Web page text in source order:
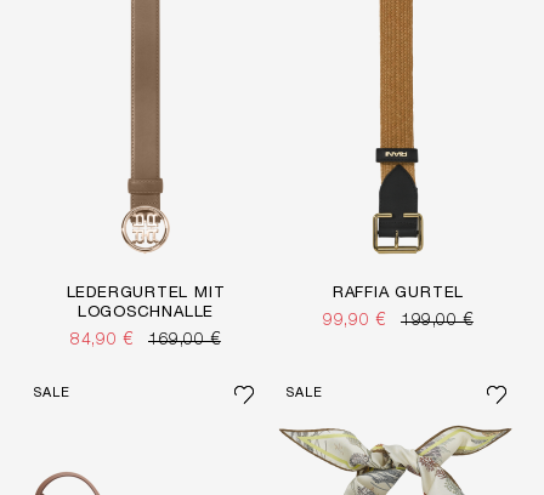
LEDERGÜRTEL MIT
LOGOSCHNALLE
84,90 € 169,00 €
RAFFIA GÜRTEL
99,90 € 199,00 €
SALE SALE